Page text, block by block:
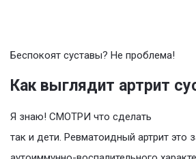
Беспокоят суставы? Не проблема!
Как выглядит артрит
Я знаю! СМОТРИ что сделать
так и дети. Ревматоидный артрит это